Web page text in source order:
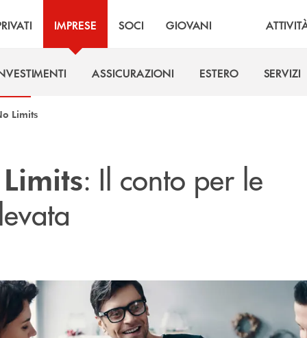
IMPRESE SOCI GIOVANI
ASSICURAZIONI
ESTERO
SERVIZI
Limits
: Il conto per le